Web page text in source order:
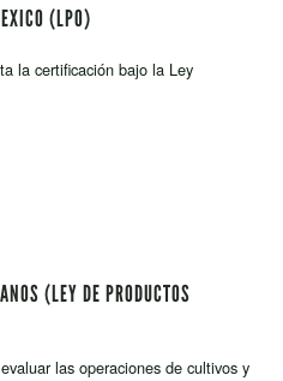
(LPO)
la certificación bajo la Ley
(LEY DE PRODUCTOS
las operaciones de cultivos y